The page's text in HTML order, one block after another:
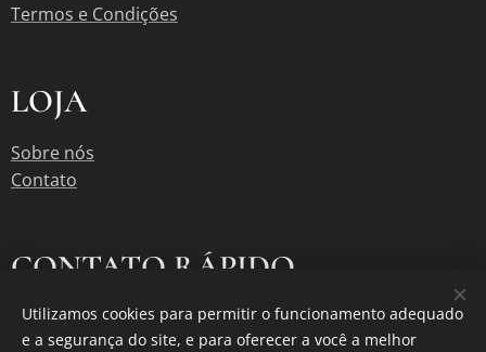
Termos e Condições
LOJA
Sobre nós
Contato
CONTATO RÁPIDO
contato@graododia.com
Instagram @Graododia
Utilizamos cookies para permitir o funcionamento adequado
e a segurança do site, e para oferecer a você a melhor